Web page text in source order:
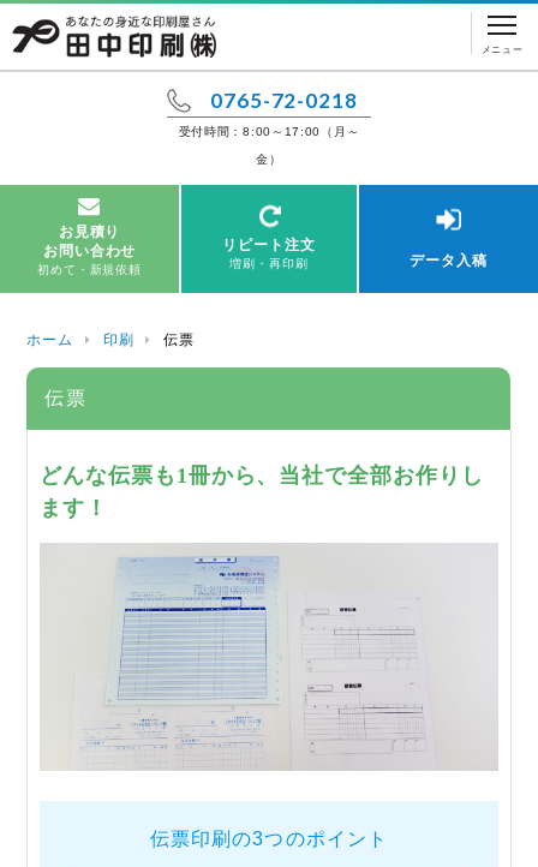
0765-72-0218
受付時間：8:00～17:00（月～
金）
お見積り
お問い合わせ
初めて・新規依頼
リピート注文
増刷・再印刷 データ入稿
メニュー
ホーム 印刷 伝票
伝票
どんな伝票も1冊から、当社で全部お作りし
ます！
伝票印刷の3つのポイント